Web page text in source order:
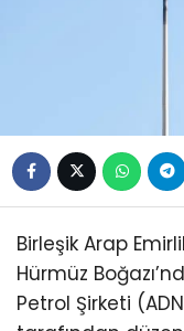
Birleşik Arap
Hürmüz
Petrol Şirketi